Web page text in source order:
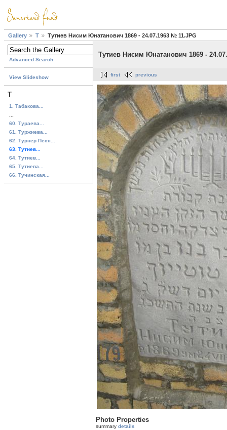
Gallery T Тутиев Нисим Юнатанович 1869 - 24.07.1963 № 11.JPG
Advanced Search
View Slideshow
T
1. Табакова...
60. Тураева...
61. Туржиева...
62. Турнер Песя...
63. Тутиев...
64. Тутиев...
65. Тутиева...
66. Тучинская...
Тутиев Нисим Юнатанович 1869 -
first previous
Photo Properties
summary details